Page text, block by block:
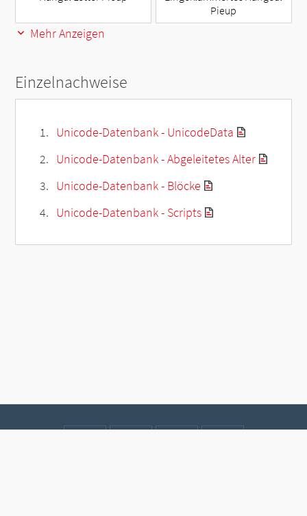
Pieup
Mehr Anzeigen
Einzelnachweise
Unicode-Datenbank - UnicodeData
Unicode-Datenbank - Abgeleitetes Alter
Unicode-Datenbank - Blöcke
Unicode-Datenbank - Scripts